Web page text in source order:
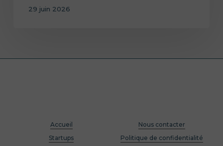
29 juin 2026
Accueil
Startups
Nous contacter
Politique de confidentialité